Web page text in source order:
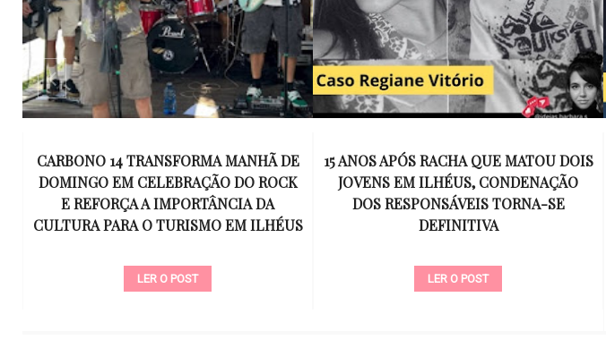
15 ANOS APÓS RACHA QUE MATOU DOIS
JOVENS EM ILHÉUS, CONDENAÇÃO
DOS RESPONSÁVEIS TORNA-SE
DEFINITIVA
LER O POST
UM KIT DE MAQUIAGEM, UMA COLEGA
DE TRABALHO E UMA ESPOSA
ESQUECIDA: POR QUE UM PRESENTE
VIROU DEBATE NACIONAL SOBRE